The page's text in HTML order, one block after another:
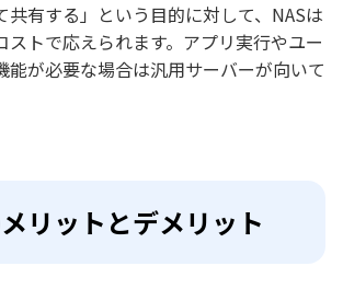
共有する」という目的に対して、NASは
ストで応えられます。アプリ実行やユー
能が必要な場合は汎用サーバーが向いて
リットとデメリット